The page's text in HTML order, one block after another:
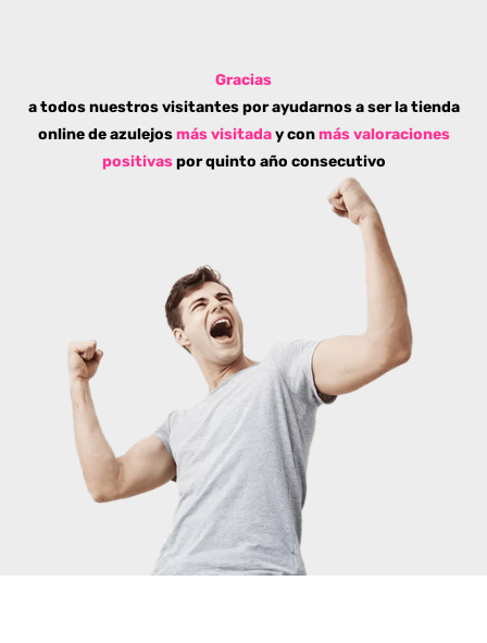
Gracias
a todos nuestros visitantes por ayudarnos a ser la tienda
online de azulejos más visitaday conmás valoraciones
positivaspor quinto año consecutivo